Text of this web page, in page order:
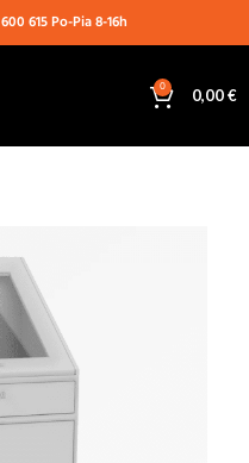
615 Po-Pia 8-16h
0 0,00€